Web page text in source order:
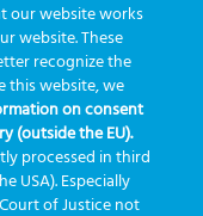
o Guia GBO eTrack
our website works
website. These
recognize the
this website, we
on consent
(outside the EU).
processed in third
USA). Especially
of Justice not